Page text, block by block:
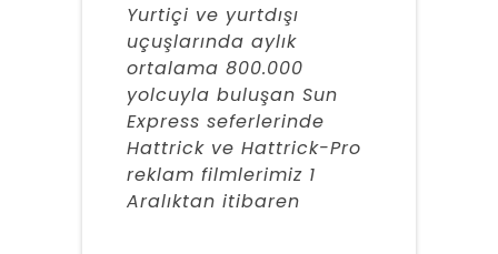
Yurtiçi ve yurtdışı
uçuşlarında aylık
ortalama 800.000
yolcuyla buluşan Sun
Express seferlerinde
Hattrick ve Hattrick-Pro
reklam filmlerimiz 1
Aralıktan itibaren